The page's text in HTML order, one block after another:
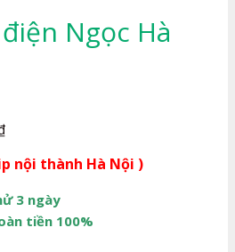
Ngọc Hà
Giá
tại
là:
280.000,0₫.
nội thành Hà Nội )
3 ngày
tiền 100%